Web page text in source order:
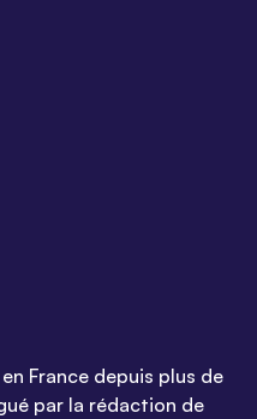
France depuis plus de
par la rédaction de